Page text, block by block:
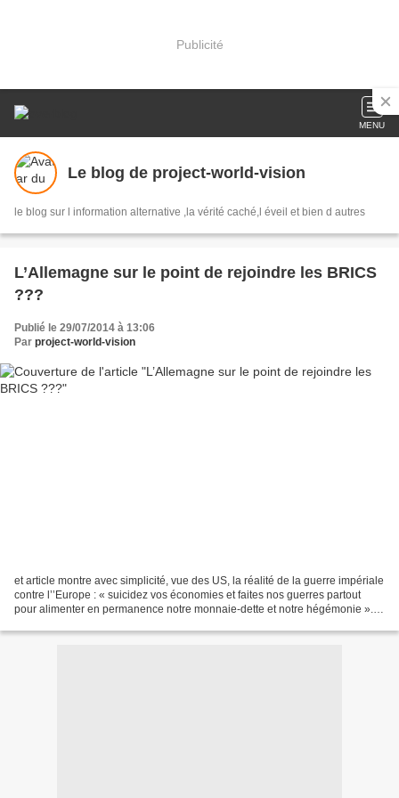
Publicité
MENU
Le blog de project-world-vision
le blog sur l information alternative ,la vérité caché,l éveil et bien d autres
L’Allemagne sur le point de rejoindre les BRICS
???
Publié le 29/07/2014 à 13:06
Par project-world-vision
et article montre avec simplicité, vue des US, la réalité de la guerre impériale
contre l’’Europe : « suicidez vos économies et faites nos guerres partout
pour alimenter en permanence notre monnaie-dette et notre hégémonie ».